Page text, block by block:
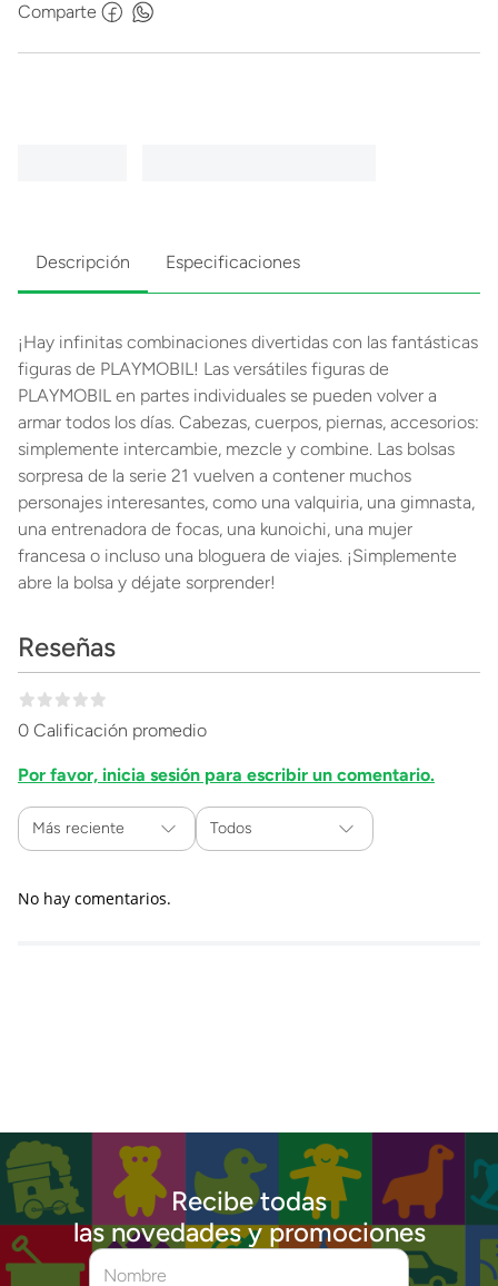
Comparte
Descripción Especificaciones
¡Hay infinitas combinaciones divertidas con las fantásticas
figuras de PLAYMOBIL! Las versátiles figuras de
PLAYMOBIL en partes individuales se pueden volver a
armar todos los días. Cabezas, cuerpos, piernas, accesorios:
simplemente intercambie, mezcle y combine. Las bolsas
sorpresa de la serie 21 vuelven a contener muchos
personajes interesantes, como una valquiria, una gimnasta,
una entrenadora de focas, una kunoichi, una mujer
francesa o incluso una bloguera de viajes. ¡Simplemente
abre la bolsa y déjate sorprender!
Reseñas
0 Calificación promedio
Por favor, inicia sesión para escribir un comentario.
Más reciente Todos
No hay comentarios.
Recibe todas
las novedades y promociones